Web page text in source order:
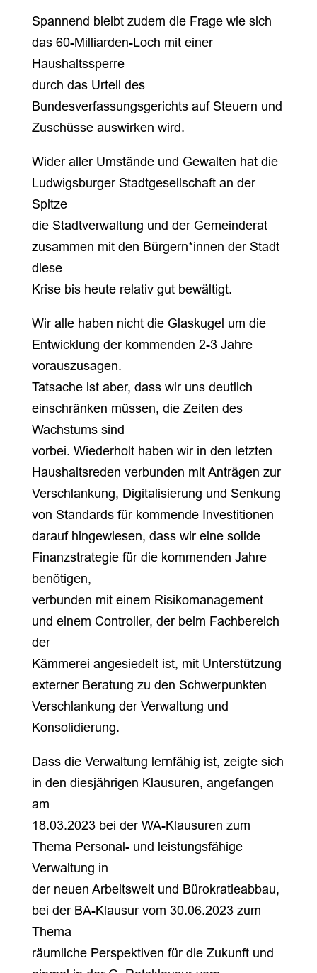
Spannend bleibt zudem die Frage wie sich
das 60-Milliarden-Loch mit einer
Haushaltssperre
durch das Urteil des
Bundesverfassungsgerichts auf Steuern und
Zuschüsse auswirken wird.
Wider aller Umstände und Gewalten hat die
Ludwigsburger Stadtgesellschaft an der
Spitze
die Stadtverwaltung und der Gemeinderat
zusammen mit den Bürgern*innen der Stadt
diese
Krise bis heute relativ gut bewältigt.
Wir alle haben nicht die Glaskugel um die
Entwicklung der kommenden 2-3 Jahre
vorauszusagen.
Tatsache ist aber, dass wir uns deutlich
einschränken müssen, die Zeiten des
Wachstums sind
vorbei. Wiederholt haben wir in den letzten
Haushaltsreden verbunden mit Anträgen zur
Verschlankung, Digitalisierung und Senkung
von Standards für kommende Investitionen
darauf hingewiesen, dass wir eine solide
Finanzstrategie für die kommenden Jahre
benötigen,
verbunden mit einem Risikomanagement
und einem Controller, der beim Fachbereich
der
Kämmerei angesiedelt ist, mit Unterstützung
externer Beratung zu den Schwerpunkten
Verschlankung der Verwaltung und
Konsolidierung.
Dass die Verwaltung lernfähig ist, zeigte sich
in den diesjährigen Klausuren, angefangen
am
18.03.2023 bei der WA-Klausuren zum
Thema Personal- und leistungsfähige
Verwaltung in
der neuen Arbeitswelt und Bürokratieabbau,
bei der BA-Klausur vom 30.06.2023 zum
Thema
räumliche Perspektiven für die Zukunft und